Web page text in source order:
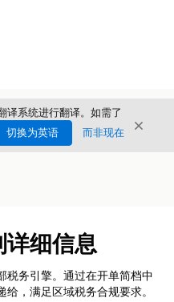
译系统进行翻译。如需了
切换为英语 而非现在 关闭
详细信息
税务引擎。通过在开单简档中
，满足区域税务合规要求。